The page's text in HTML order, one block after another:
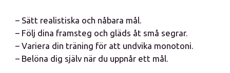
– Sätt realistiska och nåbara mål.
– Följ dina framsteg och gläds åt små segrar.
– Variera din träning för att undvika monotoni.
– Belöna dig själv när du uppnår ett mål.